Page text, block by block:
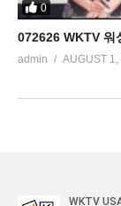
0
072626 WKTV 워
admin AUGUST 1,